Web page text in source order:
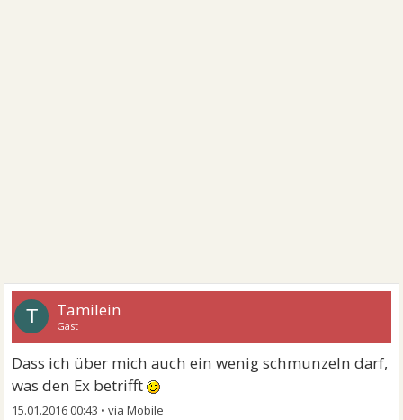
T Tamilein
Gast
Dass ich über mich auch ein wenig schmunzeln darf,
was den Ex betrifft
15.01.2016 00:43 •